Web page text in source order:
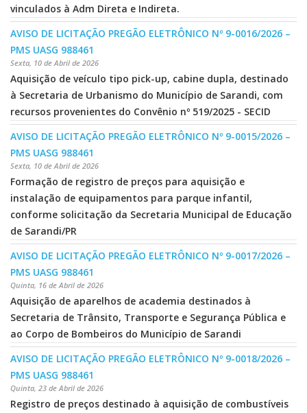
vinculados à Adm Direta e Indireta.
AVISO DE LICITAÇÃO PREGÃO ELETRÔNICO Nº 9-0016/2026 –
PMS UASG 988461
Sexta, 10 de Abril de 2026
Aquisição de veículo tipo pick-up, cabine dupla, destinado
à Secretaria de Urbanismo do Município de Sarandi, com
recursos provenientes do Convênio nº 519/2025 - SECID
AVISO DE LICITAÇÃO PREGÃO ELETRÔNICO Nº 9-0015/2026 –
PMS UASG 988461
Sexta, 10 de Abril de 2026
Formação de registro de preços para aquisição e
instalação de equipamentos para parque infantil,
conforme solicitação da Secretaria Municipal de Educação
de Sarandi/PR
AVISO DE LICITAÇÃO PREGÃO ELETRÔNICO Nº 9-0017/2026 –
PMS UASG 988461
Quinta, 16 de Abril de 2026
Aquisição de aparelhos de academia destinados à
Secretaria de Trânsito, Transporte e Segurança Pública e
ao Corpo de Bombeiros do Município de Sarandi
AVISO DE LICITAÇÃO PREGÃO ELETRÔNICO Nº 9-0018/2026 –
PMS UASG 988461
Quinta, 23 de Abril de 2026
Registro de preços destinado à aquisição de combustíveis